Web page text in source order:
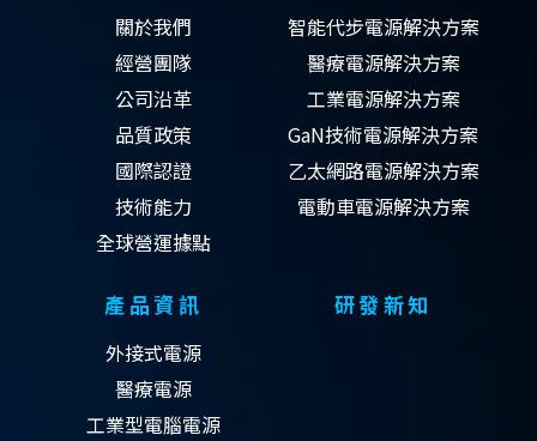
關於我們
經營團隊
公司沿革
品質政策
國際認證
技術能力
全球營運據點
智能代步電源解決方案
醫療電源解決方案
工業電源解決方案
GaN技術電源解決方案
乙太網路電源解決方案
電動車電源解決方案
產品資訊
外接式電源
醫療電源
工業型電腦電源
研發新知